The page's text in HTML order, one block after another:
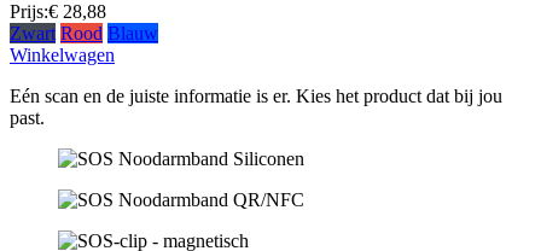
Prijs:€ 28,88
Zwart Rood Blauw
Winkelwagen
Eén scan en de juiste informatie is er. Kies het product dat bij jou
past.